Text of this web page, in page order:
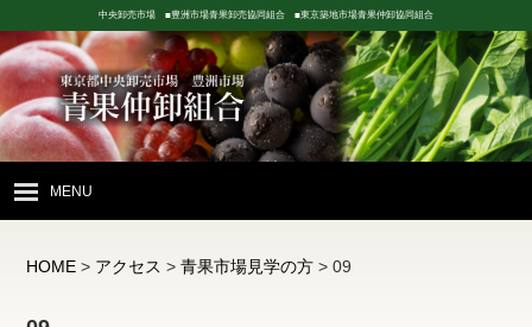
中央卸売市場 ■豊洲市場青果卸売協同組合 ■東京築地市場青果仲卸協同組合
MENU
HOME > アクセス >青果市場見学の方 >09